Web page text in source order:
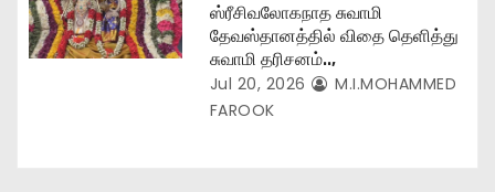
ஸ்ரீசிவலோகநாத சுவாமி
தேவஸ்தானத்தில் விதை தெளித்து
சுவாமி தரிசனம்..,
Jul 20, 2026
M.I.MOHAMMED
FAROOK